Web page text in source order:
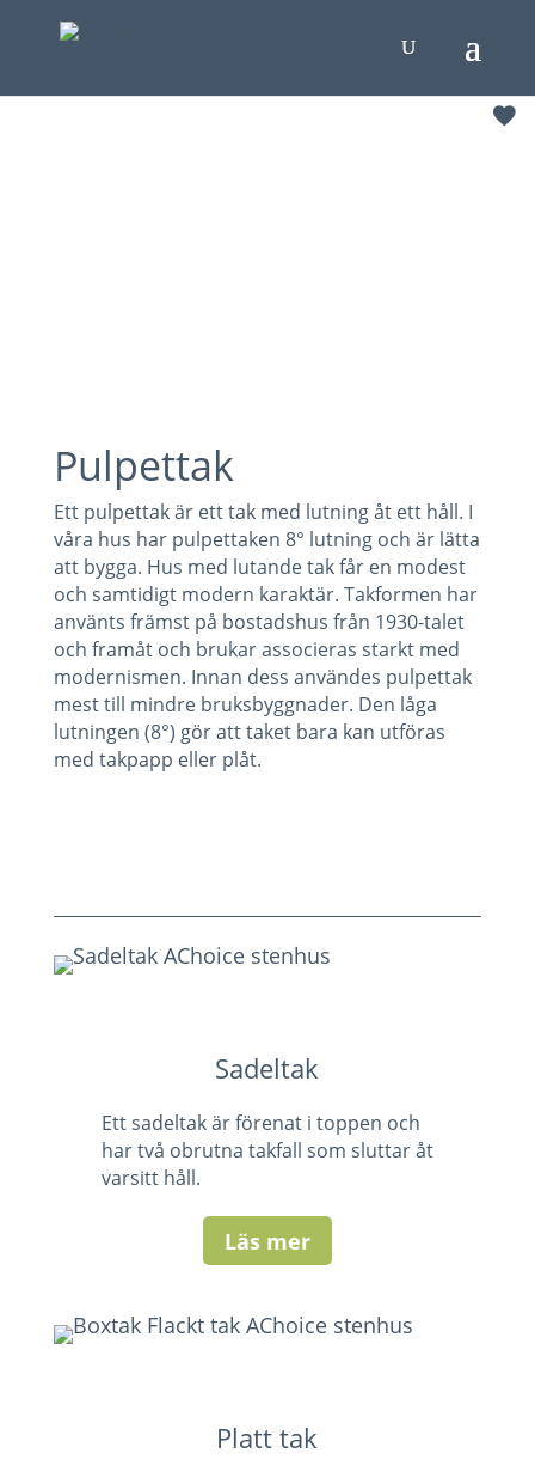
Pulpettak
Ett pulpettak är ett tak med lutning åt ett håll. I
våra hus har pulpettaken 8° lutning och är lätta
att bygga. Hus med lutande tak får en modest
och samtidigt modern karaktär. Takformen har
använts främst på bostadshus från 1930-talet
och framåt och brukar associeras starkt med
modernismen. Innan dess användes pulpettak
mest till mindre bruksbyggnader. Den låga
lutningen (8°) gör att taket bara kan utföras
med takpapp eller plåt.
Sadeltak
Ett sadeltak är förenat i toppen och
har två obrutna takfall som sluttar åt
varsitt håll.
Läs mer
Platt tak